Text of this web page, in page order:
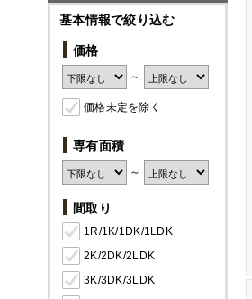
基本情報で絞り込む
価格
～
価格未定を除く
専有面積
～
間取り
1R/1K/1DK/1LDK
2K/2DK/2LDK
3K/3DK/3LDK